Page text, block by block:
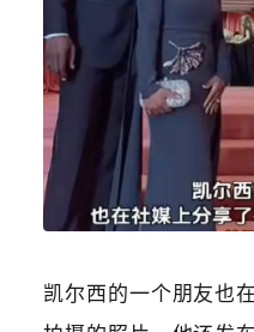
凯尔西的一个朋友也